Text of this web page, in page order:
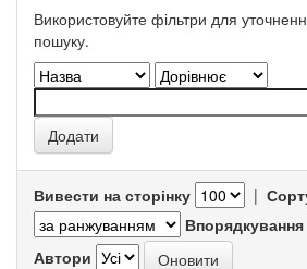
Використовуйте фільтри для
пошуку.
Вивести на сторінку |
Впорядкування
Автори